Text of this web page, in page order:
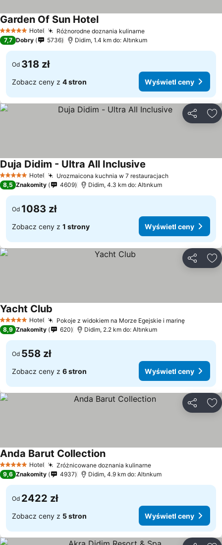
5 KategoriaHotel Różnorodne doznania kulinarne
Garden Of Sun Hotel
7,7 Dobry 5736 Didim, 1.4 km do: Altınkum
Od 318 zł
Zobacz ceny z 4 stron Wyświetl ceny
5 KategoriaHotel Urozmaicona kuchnia w 7 restauracjach
Duja Didim - Ultra All Inclusive
8,5 Znakomity 4609 Didim, 4.3 km do: Altınkum
Od 1083 zł
Zobacz ceny z 1 strony Wyświetl ceny
5 KategoriaHotel Pokoje z widokiem na Morze Egejskie i marinę
Yacht Club
8,9 Znakomity 620 Didim, 2.2 km do: Altınkum
Od 558 zł
Zobacz ceny z 6 stron Wyświetl ceny
5 KategoriaHotel Zróżnicowane doznania kulinarne
Anda Barut Collection
9,6 Znakomity 4937 Didim, 4.9 km do: Altınkum
Od 2422 zł
Zobacz ceny z 5 stron Wyświetl ceny